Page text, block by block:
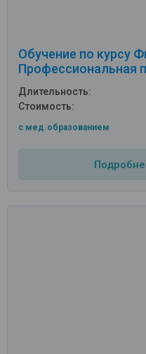
Обучение по курсу
Профессиональная
Длительность:
Стоимость:
c мед.образованием